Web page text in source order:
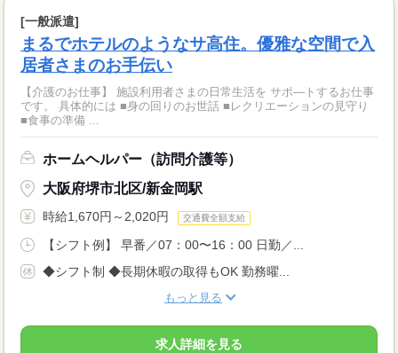
[一般派遣]
まるでホテルのようなサ高住。優雅な空間で入
居者さまのお手伝い
【介護のお仕事】 施設利用者さまの日常生活を サポ―トするお仕事
です。 具体的には ■身の回りのお世話 ■レクリエーションの見守り
■食事の準備 ...
ホームヘルパー（訪問介護等）
大阪府堺市北区/新金岡駅
時給1,670円～2,020円 交通費全額支給
【シフト例】 早番／07：00〜16：00 日勤／...
◆シフト制 ◆長期休暇の取得もOK 勤務曜...
もっと見る
求人詳細を見る